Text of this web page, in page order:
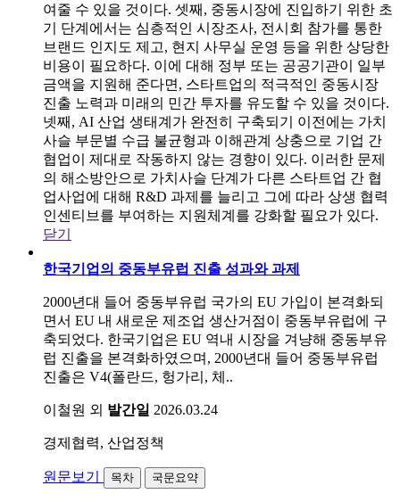
여줄 수 있을 것이다. 셋째, 중동시장에 진입하기 위한 초
기 단계에서는 심층적인 시장조사, 전시회 참가를 통한
브랜드 인지도 제고, 현지 사무실 운영 등을 위한 상당한
비용이 필요하다. 이에 대해 정부 또는 공공기관이 일부
금액을 지원해 준다면, 스타트업의 적극적인 중동시장
진출 노력과 미래의 민간 투자를 유도할 수 있을 것이다.
넷째, AI 산업 생태계가 완전히 구축되기 이전에는 가치
사슬 부문별 수급 불균형과 이해관계 상충으로 기업 간
협업이 제대로 작동하지 않는 경향이 있다. 이러한 문제
의 해소방안으로 가치사슬 단계가 다른 스타트업 간 협
업사업에 대해 R&D 과제를 늘리고 그에 따라 상생 협력
인센티브를 부여하는 지원체계를 강화할 필요가 있다.
닫기
한국기업의 중동부유럽 진출 성과와 과제
2000년대 들어 중동부유럽 국가의 EU 가입이 본격화되
면서 EU 내 새로운 제조업 생산거점이 중동부유럽에 구
축되었다. 한국기업은 EU 역내 시장을 겨냥해 중동부유
럽 진출을 본격화하였으며, 2000년대 들어 중동부유럽
진출은 V4(폴란드, 헝가리, 체..
이철원 외 발간일 2026.03.24
경제협력, 산업정책
원문보기 목차 국문요약